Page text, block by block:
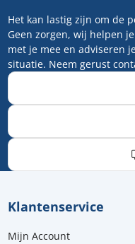
Het kan lastig zijn om de
Geen zorgen, wij helpen
met je mee en adviseren
situatie. Neem gerust
Klantenservice
Mijn Account